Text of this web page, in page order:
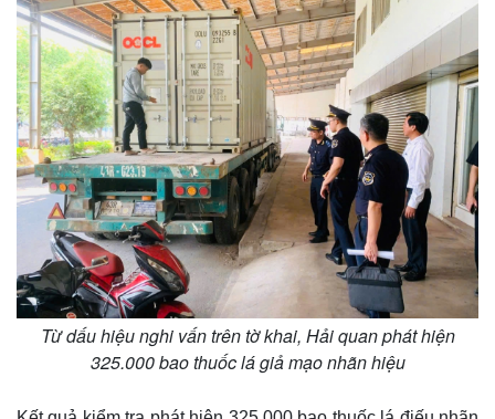
Từ dấu hiệu nghi vấn trên tờ khai, Hải quan phát hiện
325.000 bao thuốc lá giả mạo nhãn hiệu